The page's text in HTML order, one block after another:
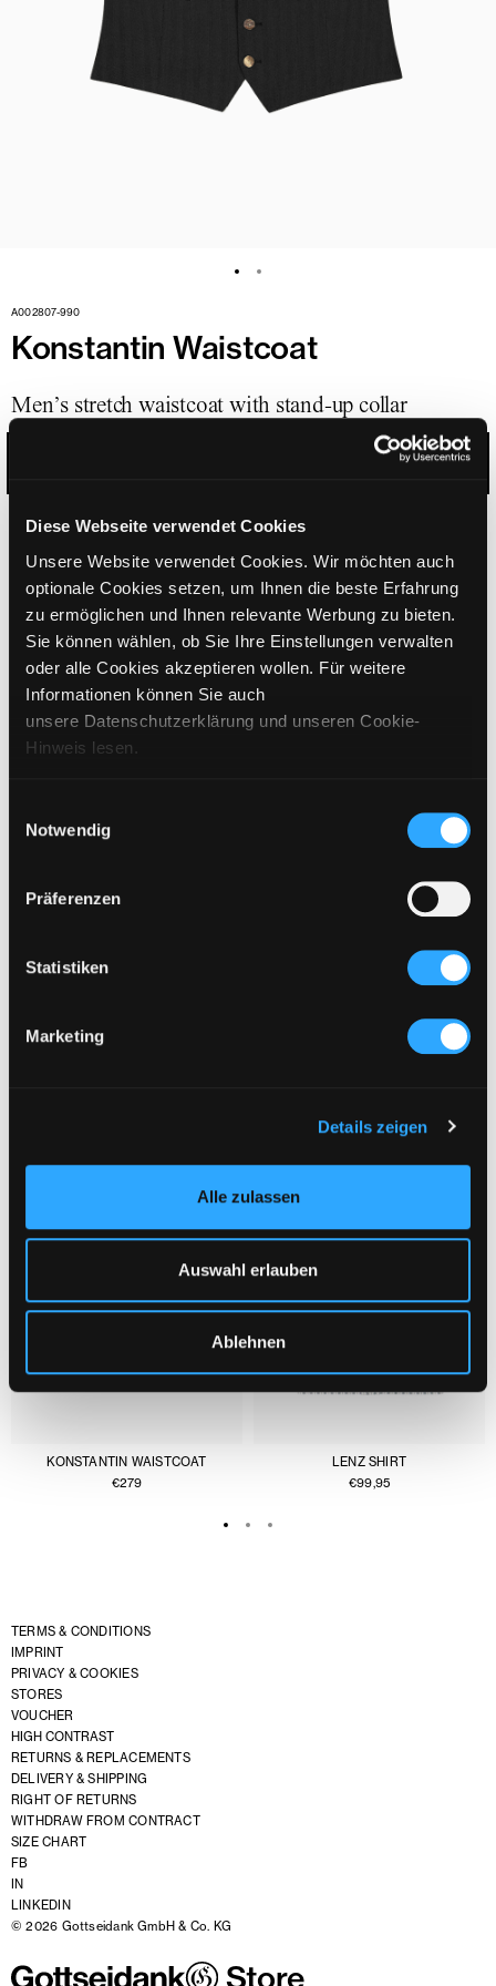
Diese Webseite verwendet Cookies
Unsere Website verwendet Cookies. Wir möchten auch
optionale Cookies setzen, um Ihnen die beste Erfahrung
zu ermöglichen und Ihnen relevante Werbung zu bieten.
Sie können wählen, ob Sie Ihre Einstellungen verwalten
oder alle Cookies akzeptieren wollen. Für weitere
Informationen können Sie auch
unsere Datenschutzerklärung und unseren Cookie-
Hinweis lesen.
Notwendig
Präferenzen
Statistiken
Marketing
Details zeigen
Alle zulassen
Auswahl erlauben
Ablehnen
A002807-990
Konstantin Waistcoat
Men’s stretch waistcoat with stand-up collar
CHOOSE SIZE
229,95 incl. VAT / excl. shipping
PLEASE CHOOSE A SIZE
ADD TO CART
SIZING
CARE INSTRUCTIONS
KONSTANTIN WAISTCOAT
€279
LENZ SHIRT
€99,95
TERMS & CONDITIONS
IMPRINT
PRIVACY & COOKIES
STORES
VOUCHER
HIGH CONTRAST
RETURNS & REPLACEMENTS
DELIVERY & SHIPPING
RIGHT OF RETURNS
WITHDRAW FROM CONTRACT
SIZE CHART
FB
IN
LINKEDIN
© 2026 Gottseidank GmbH & Co. KG
Store